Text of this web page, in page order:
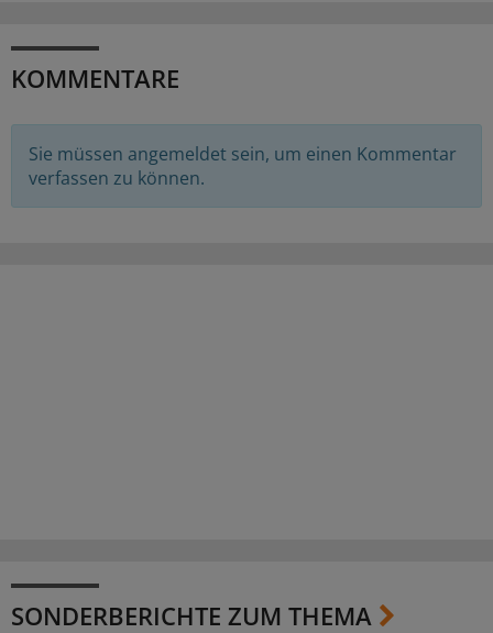
KOMMENTARE
Sie müssen angemeldet sein, um einen Kommentar
verfassen zu können.
SONDERBERICHTE ZUM THEMA